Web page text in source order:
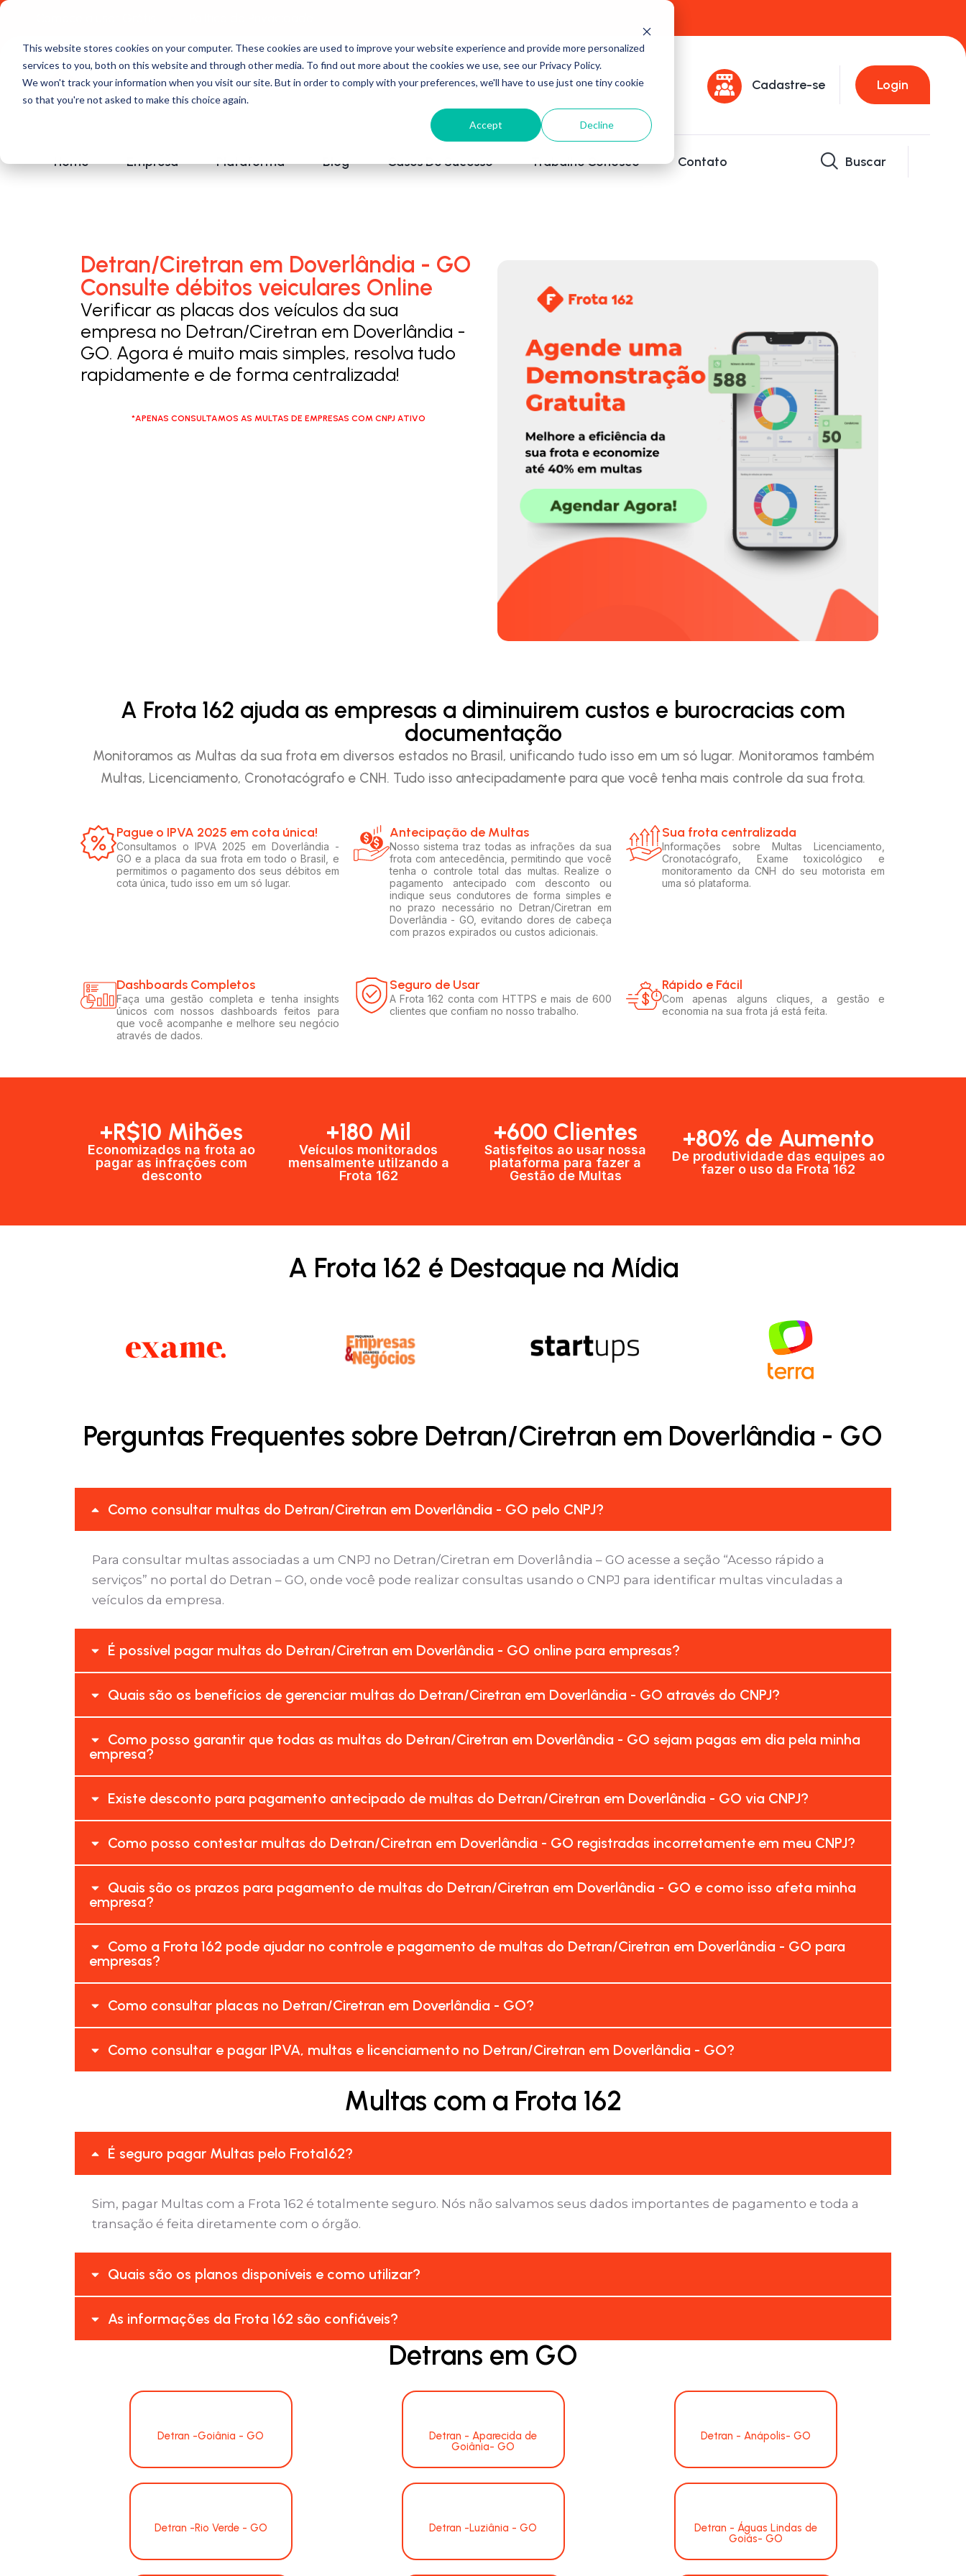
This website stores cookies on your computer. These cookies are used to improve your website experience and provide more personalized
services to you, both on this website and through other media. To find out more about the cookies we use, see our Privacy Policy.
We won't track your information when you visit our site. But in order to comply with your preferences, we'll have to use just one tiny cookie
so that you're not asked to make this choice again.
Accept Decline
Cadastre-se Login
Home Empresa Plataforma Blog Cases De Sucesso Trabalhe Conosco Contato Buscar
Detran/Ciretran em Doverlândia - GO
Consulte débitos veiculares Online
Verificar as placas dos veículos da sua
empresa no Detran/Ciretran em Doverlândia -
GO. Agora é muito mais simples, resolva tudo
rapidamente e de forma centralizada!
*APENAS CONSULTAMOS AS MULTAS DE EMPRESAS COM CNPJ ATIVO
A Frota 162 ajuda as empresas a diminuirem custos e burocracias com
documentação
Monitoramos as Multas da sua frota em diversos estados no Brasil, unificando tudo isso em um só lugar. Monitoramos também
Multas, Licenciamento, Cronotacógrafo e CNH. Tudo isso antecipadamente para que você tenha mais controle da sua frota.
Pague o IPVA 2025 em cota única!​
Consultamos o IPVA 2025 em Doverlândia -
GO e a placa da sua frota em todo o Brasil, e
permitimos o pagamento dos seus débitos em
cota única, tudo isso em um só lugar.
Antecipação de Multas
Nosso sistema traz todas as infrações da sua
frota com antecedência, permitindo que você
tenha o controle total das multas. Realize o
pagamento antecipado com desconto ou
indique seus condutores de forma simples e
no prazo necessário no Detran/Ciretran em
Doverlândia - GO, evitando dores de cabeça
com prazos expirados ou custos adicionais.
Sua frota centralizada​
Informações sobre Multas Licenciamento,
Cronotacógrafo, Exame toxicológico e
monitoramento da CNH do seu motorista em
uma só plataforma.
Dashboards Completos​​
Faça uma gestão completa e tenha insights
únicos com nossos dashboards feitos para
que você acompanhe e melhore seu negócio
através de dados.
Seguro de Usar​
A Frota 162 conta com HTTPS e mais de 600
clientes que confiam no nosso trabalho.
Rápido e Fácil​
Com apenas alguns cliques, a gestão e
economia na sua frota já está feita.
+R$10 Mihões
Economizados na frota ao
pagar as infrações com
desconto
+180 Mil
Veículos monitorados
mensalmente utilzando a
Frota 162
+600 Clientes​
Satisfeitos ao usar nossa
plataforma para fazer a
Gestão de Multas​
+80% de Aumento
De produtividade das equipes ao
fazer o uso da Frota 162​
A Frota 162 é Destaque na Mídia
Perguntas Frequentes sobre Detran/Ciretran em Doverlândia - GO
Como consultar multas do Detran/Ciretran em Doverlândia - GO pelo CNPJ?
Para consultar multas associadas a um CNPJ no Detran/Ciretran em Doverlândia – GO acesse a seção “Acesso rápido a
serviços” no portal do Detran – GO, onde você pode realizar consultas usando o CNPJ para identificar multas vinculadas a
veículos da empresa.
É possível pagar multas do Detran/Ciretran em Doverlândia - GO online para empresas?
Quais são os benefícios de gerenciar multas do Detran/Ciretran em Doverlândia - GO através do CNPJ?
Como posso garantir que todas as multas do Detran/Ciretran em Doverlândia - GO sejam pagas em dia pela minha
empresa?
Existe desconto para pagamento antecipado de multas do Detran/Ciretran em Doverlândia - GO via CNPJ?
Como posso contestar multas do Detran/Ciretran em Doverlândia - GO registradas incorretamente em meu CNPJ?
Quais são os prazos para pagamento de multas do Detran/Ciretran em Doverlândia - GO e como isso afeta minha
empresa?
Como a Frota 162 pode ajudar no controle e pagamento de multas do Detran/Ciretran em Doverlândia - GO para
empresas?
Como consultar placas no Detran/Ciretran em Doverlândia - GO?
Como consultar e pagar IPVA, multas e licenciamento no Detran/Ciretran em Doverlândia - GO?
Multas com a Frota 162
É seguro pagar Multas pelo Frota162?
Sim, pagar Multas com a Frota 162 é totalmente seguro. Nós não salvamos seus dados importantes de pagamento e toda a
transação é feita diretamente com o órgão.
Quais são os planos disponíveis e como utilizar?
As informações da Frota 162 são confiáveis?
Detrans em GO
Detran -Goiânia - GO
Detran - Aparecida de
Goiânia- GO
Detran - Anápolis- GO
Detran -Rio Verde - GO Detran -Luziânia - GO
Detran - Águas Lindas de
Goiás- GO